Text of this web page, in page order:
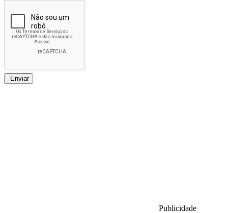
Enviar
Publicidade